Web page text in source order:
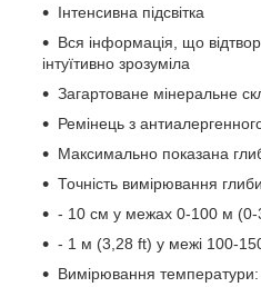
Інтенсивна підсвітка
Вся інформація, що
інтуїтивно зрозуміла
Загартоване мінеральне
Ремінець з
Максимально показана
Точність вимірювання
- 10 см у межах 0-100 м (0-
- 1 м (3,28 ft) у межі 100-
Вимірювання